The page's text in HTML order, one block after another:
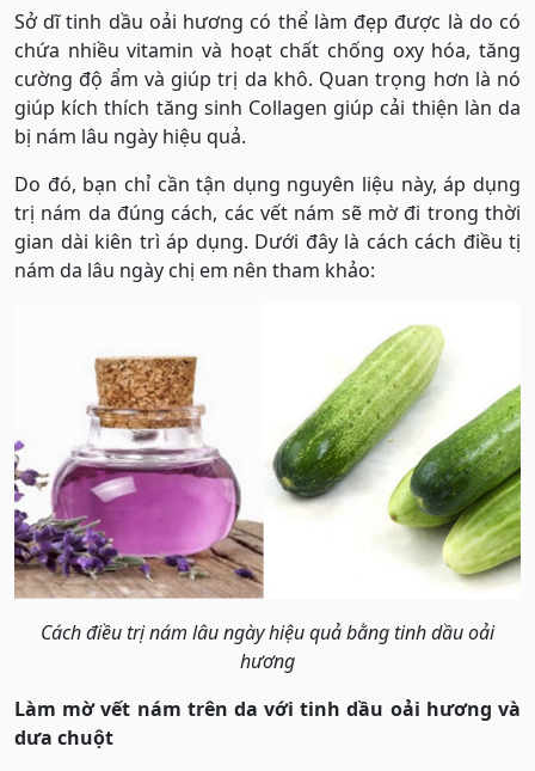
Sở dĩ tinh dầu oải hương có thể làm đẹp được là do có
chứa nhiều vitamin và hoạt chất chống oxy hóa, tăng
cường độ ẩm và giúp trị da khô. Quan trọng hơn là nó
giúp kích thích tăng sinh Collagen giúp cải thiện làn da
bị nám lâu ngày hiệu quả.
Do đó, bạn chỉ cần tận dụng nguyên liệu này, áp dụng
trị nám da đúng cách, các vết nám sẽ mờ đi trong thời
gian dài kiên trì áp dụng. Dưới đây là cách cách điều tị
nám da lâu ngày chị em nên tham khảo:
Cách điều trị nám lâu ngày hiệu quả bằng tinh dầu oải
hương
Làm mờ vết nám trên da với tinh dầu oải hương và
dưa chuột